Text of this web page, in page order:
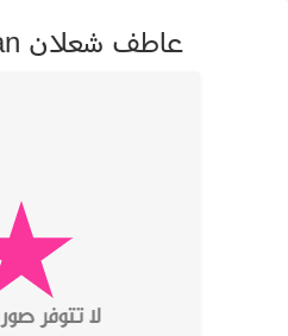
عاطف شعلان Atef Shaalan